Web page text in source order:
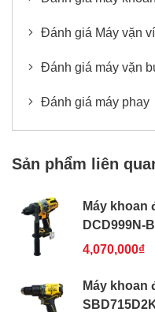
Đánh giá Máy vặn
Đánh giá máy vặn
Đánh giá máy phay
Sản phẩm liên
Máy khoan
DCD999N-
4,070,000₫
Máy khoan